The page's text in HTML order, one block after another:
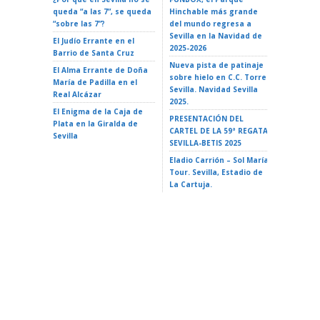
queda “a las 7”, se queda
“sobre las 7”?
El Judío Errante en el
Barrio de Santa Cruz
El Alma Errante de Doña
María de Padilla en el
Real Alcázar
El Enigma de la Caja de
Plata en la Giralda de
Sevilla
Hinchable más grande
del mundo regresa a
Sevilla en la Navidad de
2025-2026
Nueva pista de patinaje
sobre hielo en C.C. Torre
Sevilla. Navidad Sevilla
2025.
PRESENTACIÓN DEL
CARTEL DE LA 59ª REGATA
SEVILLA-BETIS 2025
Eladio Carrión – Sol María
Tour. Sevilla, Estadio de
La Cartuja.